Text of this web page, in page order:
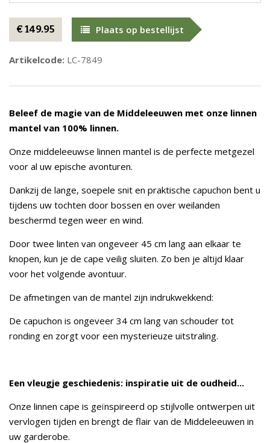
€ 149.95 Plaats op bestellijst
Artikelcode: LC-7849
Beleef de magie van de Middeleeuwen met onze linnen
mantel van 100% linnen.
Onze middeleeuwse linnen mantel is de perfecte metgezel
voor al uw epische avonturen.
Dankzij de lange, soepele snit en praktische capuchon bent u
tijdens uw tochten door bossen en over weilanden
beschermd tegen weer en wind.
Door twee linten van ongeveer 45 cm lang aan elkaar te
knopen, kun je de cape veilig sluiten. Zo ben je altijd klaar
voor het volgende avontuur.
De afmetingen van de mantel zijn indrukwekkend:
De capuchon is ongeveer 34 cm lang van schouder tot
ronding en zorgt voor een mysterieuze uitstraling.
Een vleugje geschiedenis: inspiratie uit de oudheid...
Onze linnen cape is geïnspireerd op stijlvolle ontwerpen uit
vervlogen tijden en brengt de flair van de Middeleeuwen in
uw garderobe.